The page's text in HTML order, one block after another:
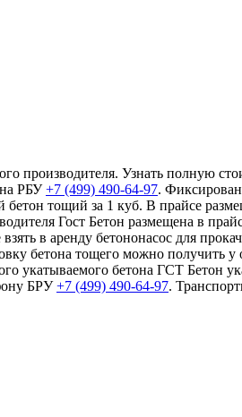
производителя. Узнать полную
РБУ+7 (499) 490-64-97.
тощий за 1 куб. В прайсе
Гост Бетон размещена в
в аренду бетононасос для
бетона тощего можно получить
укатываемого бетона ГСТ Бетон
БРУ+7 (499) 490-64-97.